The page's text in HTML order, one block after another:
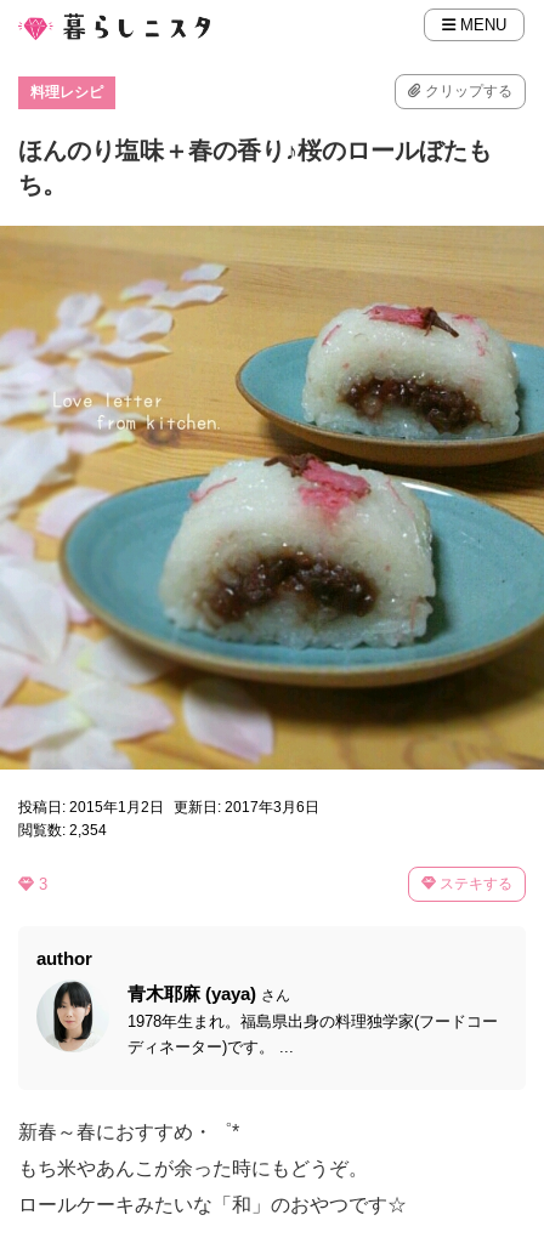
MENU
料理レシピ クリップする
ほんのり塩味＋春の香り♪桜のロールぼたも
ち。
投稿日: 2015年1月2日
更新日: 2017年3月6日
閲覧数: 2,354
3 ステキする
author
青木耶麻 (yaya) さん
1978年生まれ。福島県出身の料理独学家(フードコー
ディネーター)です。 ...
新春～春におすすめ・゜*
もち米やあんこが余った時にもどうぞ。
ロールケーキみたいな「和」のおやつです☆